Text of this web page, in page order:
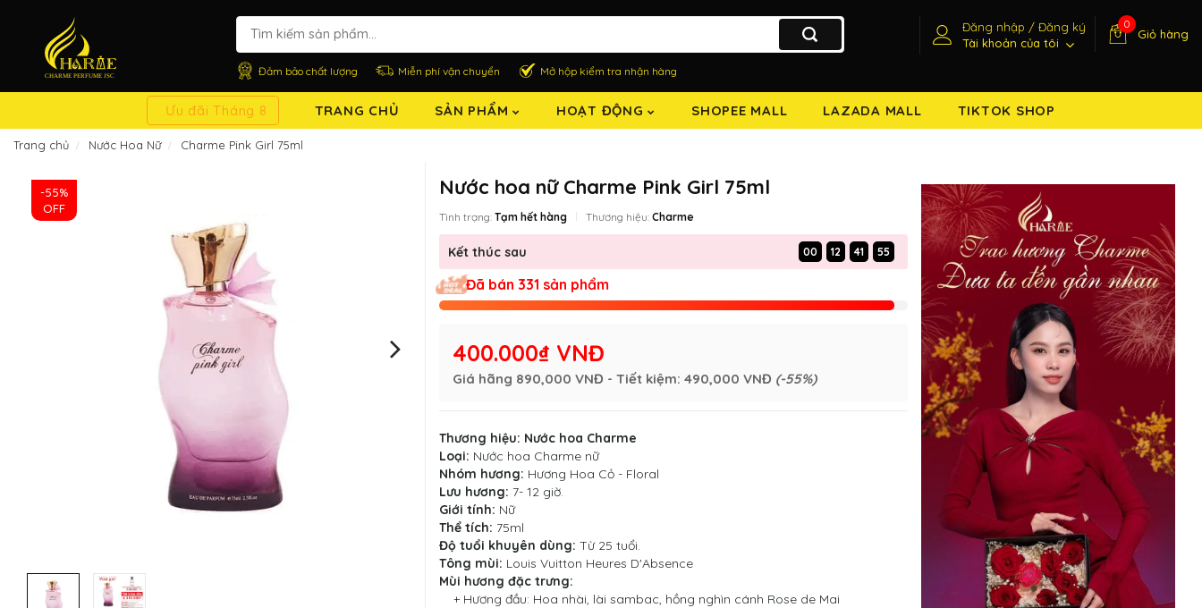
Đảm bảo chất lượng Miễn phí vận chuyển Mở hộp kiểm tra nhận hàng
Đăng nhập / Đăng ký
Tài khoản của tôi
0
Giỏ hàng
Ưu đãi Tháng 8 TRANG CHỦ SẢN PHẨM HOẠT ĐỘNG SHOPEE MALL LAZADA MALL TIKTOK SHOP
Trang chủ Nước Hoa Nữ Charme Pink Girl 75ml
-55%
OFF
Nước hoa nữ Charme Pink Girl 75ml
Tình trạng: Tạm hết hàng Thương hiệu: Charme
Kết thúc sau 00 12 41 54
Đã bán 331 sản phẩm
400.000₫ VNĐ
Giá hãng 890,000 VNĐ - Tiết kiệm: 490,000 VNĐ (-55%)
Thương hiệu: Nước hoa Charme
Loại: Nước hoa Charme nữ
Nhóm hương: Hương Hoa Cỏ - Floral
Lưu hương: 7- 12 giờ.
Giới tính: Nữ
Thể tích: 75ml
Độ tuổi khuyên dùng: Từ 25 tuổi.
Tông mùi: Louis Vuitton Heures D'Absence
Mùi hương đặc trưng:
+ Hương đầu: Hoa nhài, lài sambac, hồng nghìn cánh Rose de Mai